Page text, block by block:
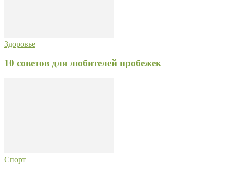
Здоровье
10 советов для любителей пробежек
Спорт